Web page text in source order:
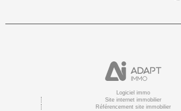
Logiciel immo
Site internet immobilier
Référencement site immobilier